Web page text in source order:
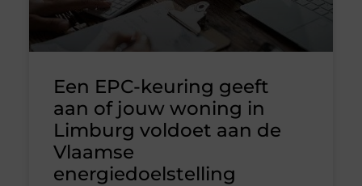
Een EPC-keuring geeft
aan of jouw woning in
Limburg voldoet aan de
Vlaamse
energiedoelstelling